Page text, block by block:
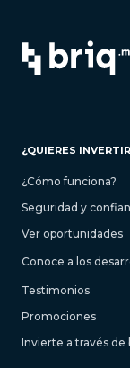
¿QUIERES
¿Cómo funciona?
Seguridad y
Ver oportunidades
Conoce a los
Testimonios
Promociones
Invierte a través de